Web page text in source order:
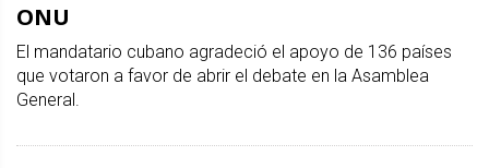
ONU
El mandatario cubano agradeció el apoyo de 136 países
que votaron a favor de abrir el debate en la Asamblea
General.